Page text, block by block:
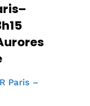
Paris –